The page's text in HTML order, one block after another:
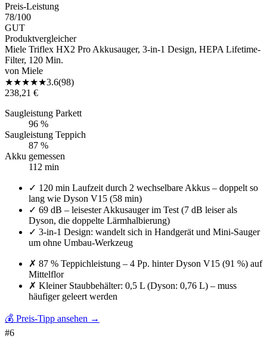
Preis-Leistung
78/100
GUT
Produktvergleicher
Miele Triflex HX2 Pro Akkusauger, 3-in-1 Design, HEPA Lifetime-
Filter, 120 Min.
von Miele
★★★★★3.6(98)
238,21 €
Saugleistung Parkett
96 %
Saugleistung Teppich
87 %
Akku gemessen
112 min
✓ 120 min Laufzeit durch 2 wechselbare Akkus – doppelt so
lang wie Dyson V15 (58 min)
✓ 69 dB – leisester Akkusauger im Test (7 dB leiser als
Dyson, die doppelte Lärmhalbierung)
✓ 3-in-1 Design: wandelt sich in Handgerät und Mini-Sauger
um ohne Umbau-Werkzeug
✗ 87 % Teppichleistung – 4 Pp. hinter Dyson V15 (91 %) auf
Mittelflor
✗ Kleiner Staubbehälter: 0,5 L (Dyson: 0,76 L) – muss
häufiger geleert werden
💰 Preis-Tipp ansehen →
#6